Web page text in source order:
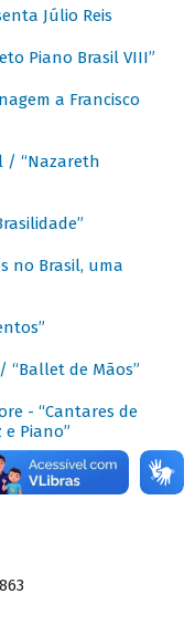
Júlio Reis
Piano Brasil VIII”
a Francisco
/ “Nazareth
no Brasil, uma
“Ballet de Mãos”
- “Cantares de
e Piano”